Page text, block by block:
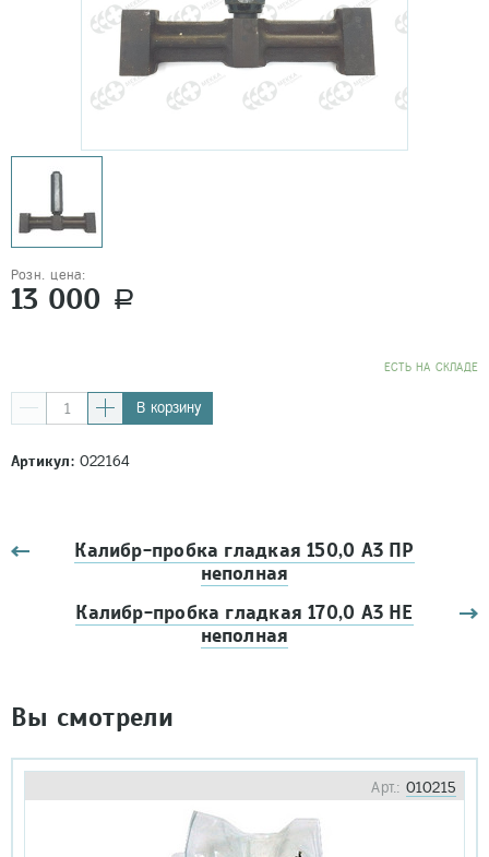
Розн. цена:
13 000 a
EСТЬ НА СКЛАДЕ
В корзину
Артикул:022164
Калибр-пробка гладкая 150,0 А3 ПР
неполная
Калибр-пробка гладкая 170,0 А3 НЕ
неполная
Вы смотрели
Арт.: 010215